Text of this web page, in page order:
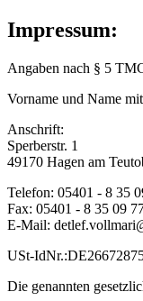
Impressum:
Angaben nach § 5
Vorname und Name
Anschrift:
Sperberstr. 1
49170 Hagen am
Telefon: 05401 - 8 35
Fax: 05401 - 8 35 09
E-Mail:
USt-
Die genannten